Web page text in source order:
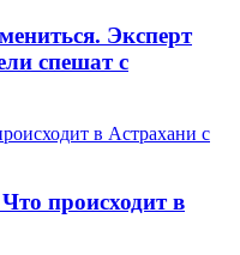
Эксперт
спешат с
происходит в